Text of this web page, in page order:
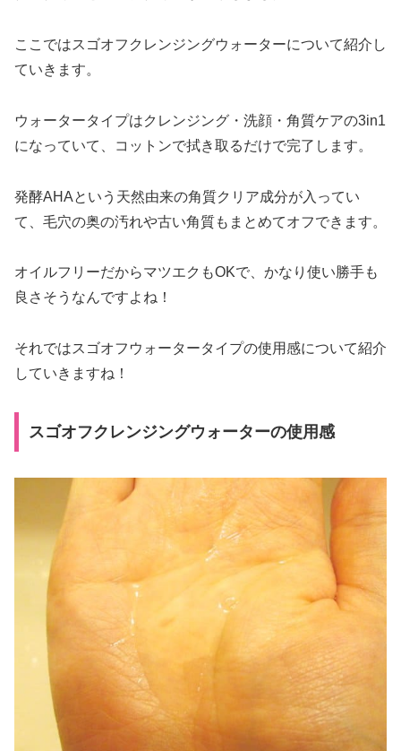
ここではスゴオフクレンジングウォーターについて紹介し
ていきます。
ウォータータイプはクレンジング・洗顔・角質ケアの3in1
になっていて、コットンで拭き取るだけで完了します。
発酵AHAという天然由来の角質クリア成分が入ってい
て、毛穴の奥の汚れや古い角質もまとめてオフできます。
オイルフリーだからマツエクもOKで、かなり使い勝手も
良さそうなんですよね！
それではスゴオフウォータータイプの使用感について紹介
していきますね！
スゴオフクレンジングウォーターの使用感